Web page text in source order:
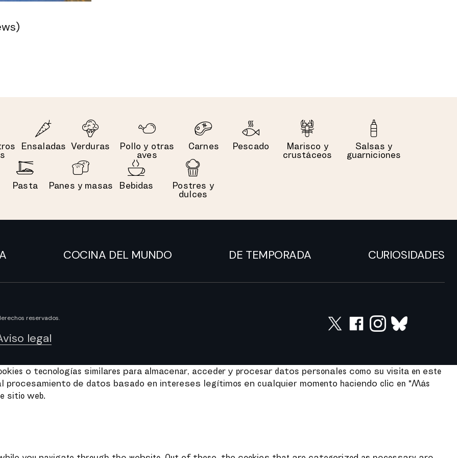
Ensaladas Verduras
Pollo y otras
aves
Carnes Pescado
Marisco y
crustáceos
Salsas y
guarniciones
Pasta Panes y masas Bebidas
Postres y
dulces
COCINA DEL MUNDO DE TEMPORADA CURIOSIDADES
reservados.
legal
o tecnologías similares para almacenar, acceder y procesar datos personales como su visita en este
procesamiento de datos basado en intereses legítimos en cualquier momento haciendo clic en "Más
sitio web.